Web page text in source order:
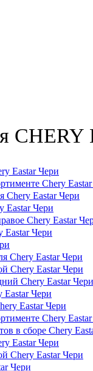
CHERY
Eastar Чери
Chery
Chery Eastar Чери
Eastar Чери
Chery Eastar
Eastar Чери
Chery Eastar Чери
Chery Eastar Чери
Chery Eastar Чери
Eastar Чери
Eastar Чери
Chery
в сборе Chery
Eastar Чери
Chery Eastar Чери
Чери